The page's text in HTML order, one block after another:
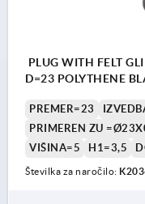
PLUG WITH FELT
D=23 POLYTHENE
PREMER=23
PRIMEREN ZU
VIŠINA=5
H1=3,5
Številka za naročilo: